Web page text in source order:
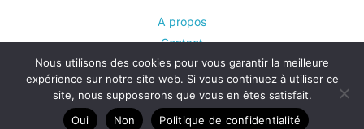
A propos
Contact
Plan du site
Mentions légales
Politique de confidentialité
Nous utilisons des cookies pour vous garantir la meilleure
expérience sur notre site web. Si vous continuez à utiliser ce
site, nous supposerons que vous en êtes satisfait.
Oui
Non Politique de confidentialité